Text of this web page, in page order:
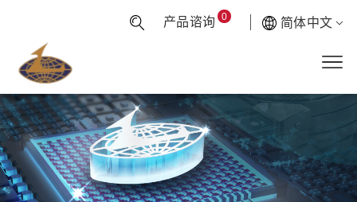
产品谘询 0 简体中文